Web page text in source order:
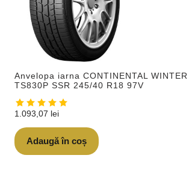
Anvelopa iarna CONTINENTAL
TS830P SSR 245/40 R18 97V
1.093,07 lei
Adaugă în coș